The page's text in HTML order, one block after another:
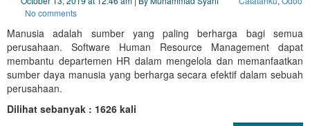
No comments
Manusia adalah sumber yang paling berharga bagi semua
perusahaan. Software Human Resource Management dapat
membantu departemen HR dalam mengelola dan memanfaatkan
sumber daya manusia yang berharga secara efektif dalam sebuah
perusahaan.
Dilihat sebanyak : 1626 kali